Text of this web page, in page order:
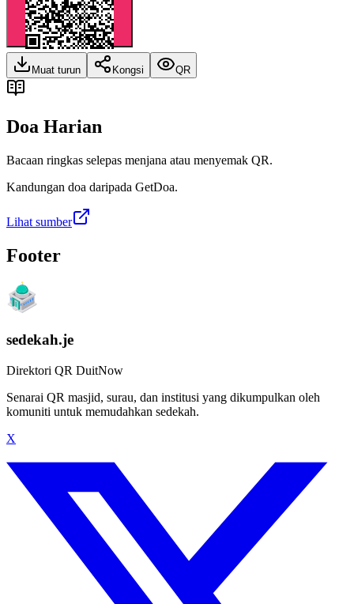
Muat turun Kongsi QR
Doa Harian
Bacaan ringkas selepas menjana atau menyemak QR.
Kandungan doa daripada GetDoa.
Lihat sumber
Footer
sedekah.je
Direktori QR DuitNow
Senarai QR masjid, surau, dan institusi yang dikumpulkan oleh
komuniti untuk memudahkan sedekah.
X